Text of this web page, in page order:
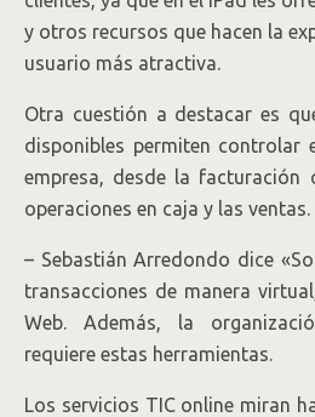
y otros recursos que hacen la
usuario más atractiva.
Otra cuestión a destacar es
disponibles permiten controlar
empresa, desde la facturación
operaciones en caja y las ventas.
– Sebastián Arredondo dice
transacciones de manera
Web. Además, la
requiere estas herramientas.
Los servicios TIC online miran